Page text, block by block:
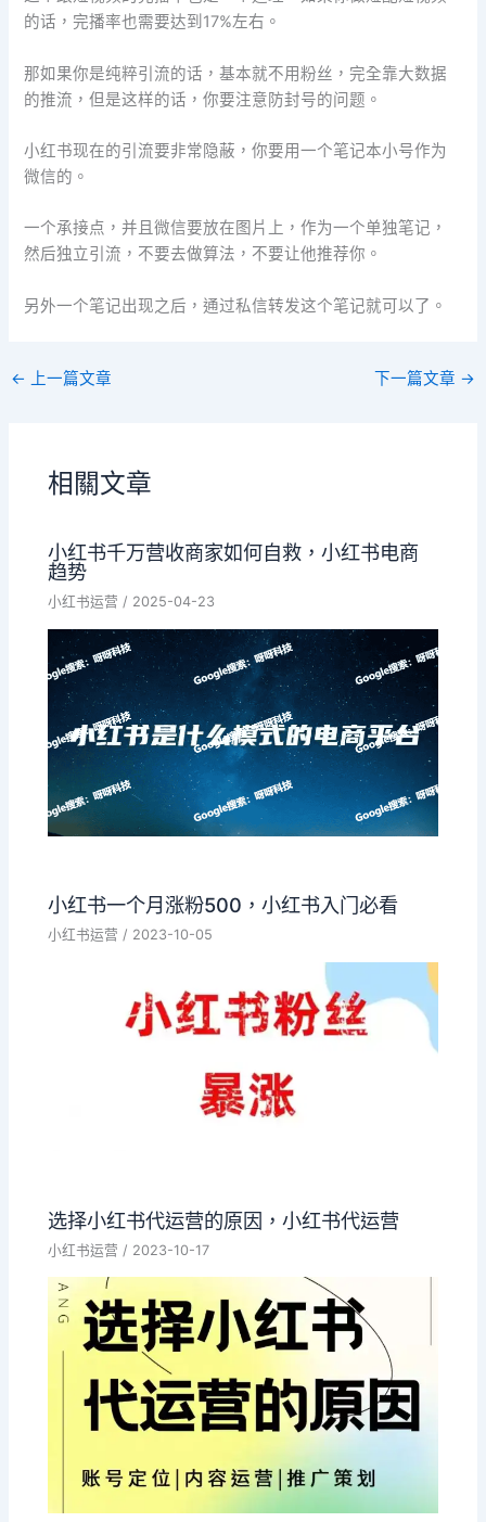
的话，完播率也需要达到17%左右。
那如果你是纯粹引流的话，基本就不用粉丝，完全靠大数据
的推流，但是这样的话，你要注意防封号的问题。
小红书现在的引流要非常隐蔽，你要用一个笔记本小号作为
微信的。
一个承接点，并且微信要放在图片上，作为一个单独笔记，
然后独立引流，不要去做算法，不要让他推荐你。
另外一个笔记出现之后，通过私信转发这个笔记就可以了。
← 上一篇文章 下一篇文章 →
相關文章
小红书千万营收商家如何自救，小红书电商
趋势
小红书运营 / 2025-04-23
小红书一个月涨粉500，小红书入门必看
小红书运营 / 2023-10-05
选择小红书代运营的原因，小红书代运营
小红书运营 / 2023-10-17